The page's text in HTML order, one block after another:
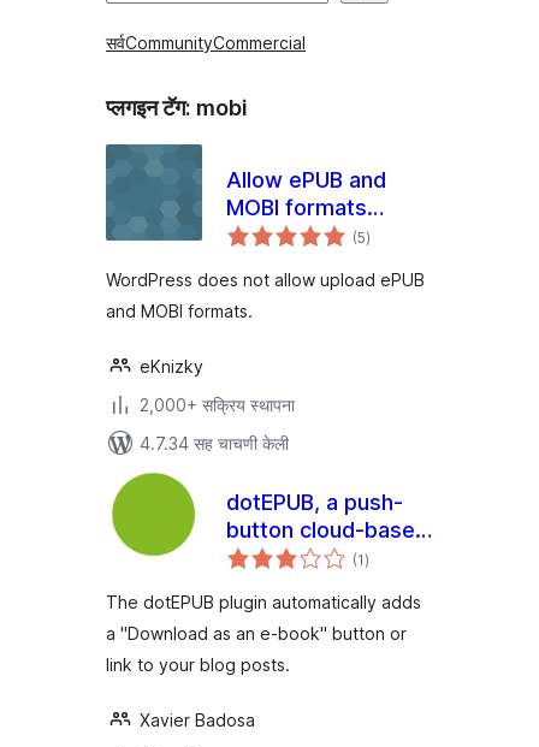
सर्वCommunityCommercial
प्लगइन टॅग: mobi
Allow ePUB and
MOBI formats
upload
(5एकूण
मूल्यांकन
)
WordPress does not allow upload ePUB
and MOBI formats.
eKnizky
2,000+ सक्रिय स्थापना
4.7.34 सह चाचणी केली
dotEPUB, a push-
button cloud-based
e-book maker
(1एकूण
मूल्यांकन
)
The dotEPUB plugin automatically adds
a "Download as an e-book" button or
link to your blog posts.
Xavier Badosa